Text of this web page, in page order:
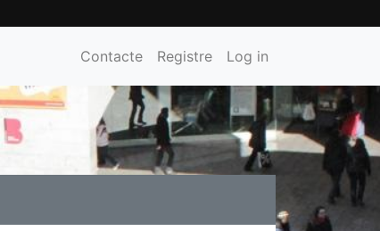
Contacte Registre Log in